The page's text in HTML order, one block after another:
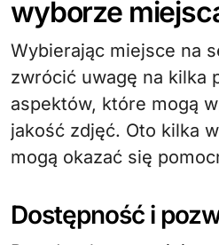
wyborze
Wybierając miejsce na
zwrócić uwagę na kilka
aspektów, które mogą
jakość zdjęć. Oto kilka
mogą okazać się
Dostępność i